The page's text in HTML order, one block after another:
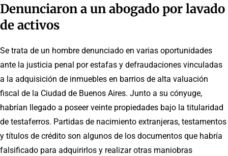
Denunciaron a un abogado por lavado
de activos
Se trata de un hombre denunciado en varias oportunidades
ante la justicia penal por estafas y defraudaciones vinculadas
a la adquisición de inmuebles en barrios de alta valuación
fiscal de la Ciudad de Buenos Aires. Junto a su cónyuge,
habrían llegado a poseer veinte propiedades bajo la titularidad
de testaferros. Partidas de nacimiento extranjeras, testamentos
y títulos de crédito son algunos de los documentos que habría
falsificado para adquirirlos y realizar otras maniobras